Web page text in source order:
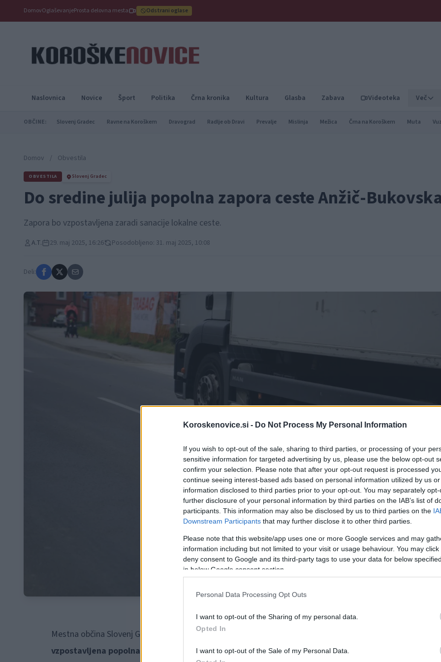
Koroskenovice.si - Do Not Process My Personal Information
If you wish to opt-out of the sale, sharing to third parties, or processing of your
sensitive information for targeted advertising by us, please use the below opt-out
confirm your selection. Please note that after your opt-out request is processed
continue seeing interest-based ads based on personal information utilized by us
information disclosed to third parties prior to your opt-out. You may separately
further disclosure of your personal information by third parties on the IAB’s list of
participants. This information may also be disclosed by us to third parties on the
Downstream Participants that may further disclose it to other third parties.
Please note that this website/app uses one or more Google services and may
information including but not limited to your visit or usage behaviour. You may
deny consent to Google and its third-party tags to use your data for below
in below Google consent section.
Personal Data Processing Opt Outs
I want to opt-out of the Sharing of my personal data.
Opted In
I want to opt-out of the Sale of my Personal Data.
DomovOglaševanjeProsta delovna mesta Odstrani oglase
Naslovnica Novice Šport Politika Črna kronika Kultura Glasba Zabava Videoteka Več
OBČINE: Slovenj Gradec Ravne na Koroškem Dravograd Radlje ob Dravi Prevalje Mislinja Mežica Črna na Koroškem Muta
Domov / Obvestila
OBVESTILA Slovenj Gradec
Do sredine julija popolna zapora ceste Anžič-
Zapora bo vzpostavljena zaradi sanacije lokalne ceste.
A.T. 29. maj 2025, 16:26 Posodobljeno: 31. maj 2025, 10:08
Deli:
Mestna občina Slovenj Gradec obvešča vse uporabnike, da bo zaradi sanacije lokalne ceste
vzpostavljena popolna zapora ceste Anžič – Bukovska Vas.